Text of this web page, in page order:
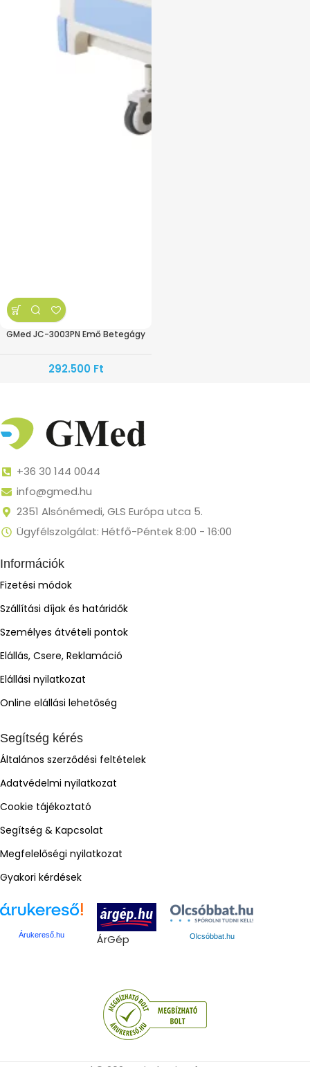
GMed JC-3003PN Emő Betegágy
292.500 Ft
+36 30 144 0044
info@gmed.hu
2351 Alsónémedi, GLS Európa utca 5.
Ügyfélszolgálat: Hétfő-Péntek 8:00 - 16:00
Információk
Fizetési módok
Szállítási díjak és határidők
Személyes átvételi pontok
Elállás, Csere, Reklamáció
Elállási nyilatkozat
Online elállási lehetőség
Segítség kérés
Általános szerződési feltételek
Adatvédelmi nyilatkozat
Cookie tájékoztató
Segítség & Kapcsolat
Megfelelőségi nyilatkozat
Gyakori kérdések
Árukereső.hu ÁrGép Olcsóbbat.hu